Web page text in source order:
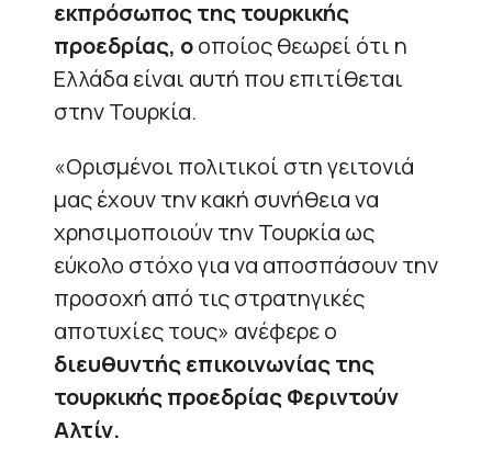
εκπρόσωπος της τουρκικής
προεδρίας, οοποίος θεωρεί ότι η
Ελλάδα είναι αυτή που επιτίθεται
στην Τουρκία.
«Ορισμένοι πολιτικοί στη γειτονιά
μας έχουν την κακή συνήθεια να
χρησιμοποιούν την Τουρκία ως
εύκολο στόχο για να αποσπάσουν την
προσοχή από τις στρατηγικές
αποτυχίες τους» ανέφερε ο
διευθυντής επικοινωνίας της
τουρκικής προεδρίας Φεριντούν
Αλτίν.